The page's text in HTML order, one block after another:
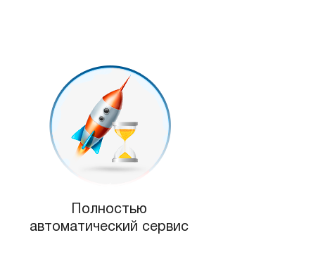
Полностью
автоматический сервис